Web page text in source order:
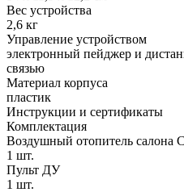
Вес устройства
2,6 кг
Управление устройством
электронный пейджер и
связью
Материал корпуса
пластик
Инструкции и сертификаты
Комплектация
Воздушный отопитель
1 шт.
Пульт ДУ
1 шт.